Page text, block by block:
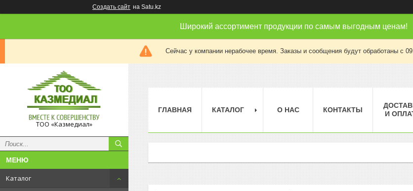
Создать сайт на Satu.kz
Широкий ассортимент продукции по самым выгодным ценам!
Сейчас у компании нерабочее время. Заказы и сообщения будут обработаны с
ТОО «Казмедиал»
Каталог
ГЛАВНАЯ КАТАЛОГ О НАС КОНТАКТЫ
И